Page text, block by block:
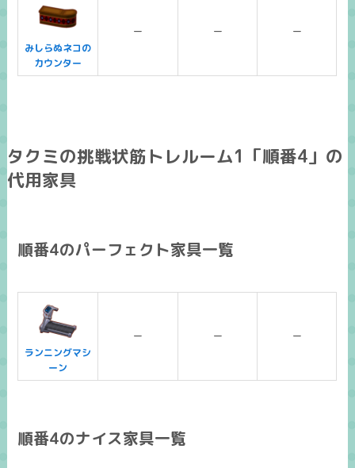
みしらぬネコの
カウンター
ー ー ー
タクミの挑戦状筋トレルーム1「順番4」の
代用家具
順番4のパーフェクト家具一覧
ランニングマシ
ーン
ー ー ー
順番4のナイス家具一覧